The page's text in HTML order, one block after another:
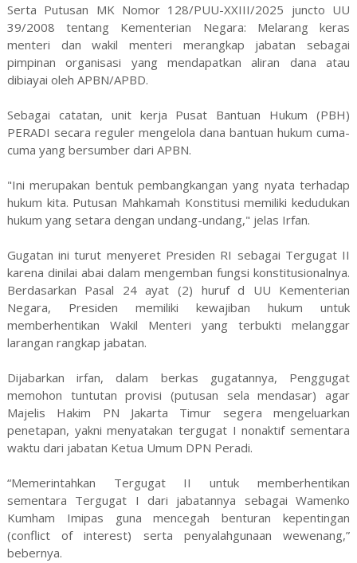
Serta Putusan MK Nomor 128/PUU-XXIII/2025 juncto UU
39/2008 tentang Kementerian Negara: Melarang keras
menteri dan wakil menteri merangkap jabatan sebagai
pimpinan organisasi yang mendapatkan aliran dana atau
dibiayai oleh APBN/APBD.
Sebagai catatan, unit kerja Pusat Bantuan Hukum (PBH)
PERADI secara reguler mengelola dana bantuan hukum cuma-
cuma yang bersumber dari APBN.
"Ini merupakan bentuk pembangkangan yang nyata terhadap
hukum kita. Putusan Mahkamah Konstitusi memiliki kedudukan
hukum yang setara dengan undang-undang," jelas Irfan.
Gugatan ini turut menyeret Presiden RI sebagai Tergugat II
karena dinilai abai dalam mengemban fungsi konstitusionalnya.
Berdasarkan Pasal 24 ayat (2) huruf d UU Kementerian
Negara, Presiden memiliki kewajiban hukum untuk
memberhentikan Wakil Menteri yang terbukti melanggar
larangan rangkap jabatan.
Dijabarkan irfan, dalam berkas gugatannya, Penggugat
memohon tuntutan provisi (putusan sela mendasar) agar
Majelis Hakim PN Jakarta Timur segera mengeluarkan
penetapan, yakni menyatakan tergugat I nonaktif sementara
waktu dari jabatan Ketua Umum DPN Peradi.
“Memerintahkan Tergugat II untuk memberhentikan
sementara Tergugat I dari jabatannya sebagai Wamenko
Kumham Imipas guna mencegah benturan kepentingan
(conflict of interest) serta penyalahgunaan wewenang,”
bebernya.